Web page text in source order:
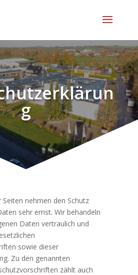
g
nehmen den Schutz
sehr ernst. Wir behandeln
Daten vertraulich und
sowie dieser
Zu den genannten
zählt auch